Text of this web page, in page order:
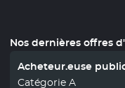
Nos dernières offres
Acheteur.euse
Catégorie A